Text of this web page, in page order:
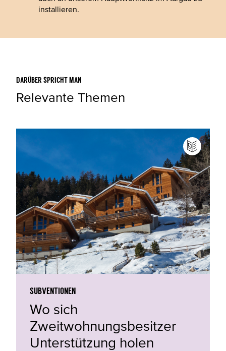
installieren.
DARÜBER SPRICHT MAN
Relevante Themen
SUBVENTIONEN
Wo sich
Zweitwohnungsbesitzer
Unterstützung holen